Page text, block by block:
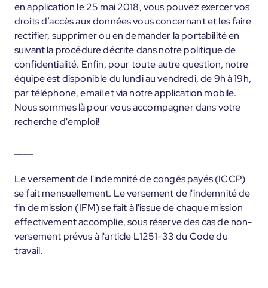
en application le 25 mai 2018, vous pouvez exercer vos
droits d’accès aux données vous concernant et les faire
rectifier, supprimer ou en demander la portabilité en
suivant la procédure décrite dans notre politique de
confidentialité. Enfin, pour toute autre question, notre
équipe est disponible du lundi au vendredi, de 9h à 19h,
par téléphone, email et via notre application mobile.
Nous sommes là pour vous accompagner dans votre
recherche d'emploi!
Le versement de l'indemnité de congés payés (ICCP)
se fait mensuellement. Le versement de l'indemnité de
fin de mission (IFM) se fait à l'issue de chaque mission
effectivement accomplie, sous réserve des cas de non-
versement prévus à l'article L1251-33 du Code du
travail.